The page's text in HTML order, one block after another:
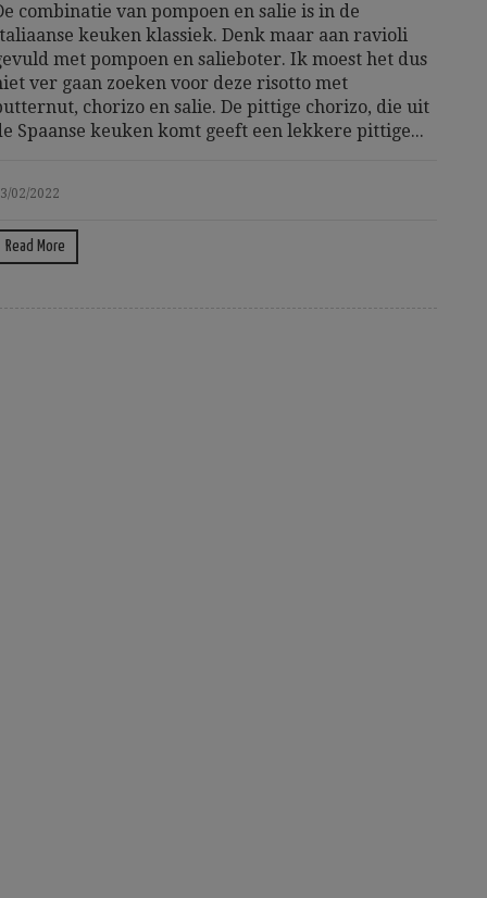
combinatie van pompoen en salie is in de
keuken klassiek. Denk maar aan ravioli
met pompoen en salieboter. Ik moest het dus
ver gaan zoeken voor deze risotto met
chorizo en salie. De pittige chorizo, die uit
Spaanse keuken komt geeft een lekkere pittige...
02/2022
Read More